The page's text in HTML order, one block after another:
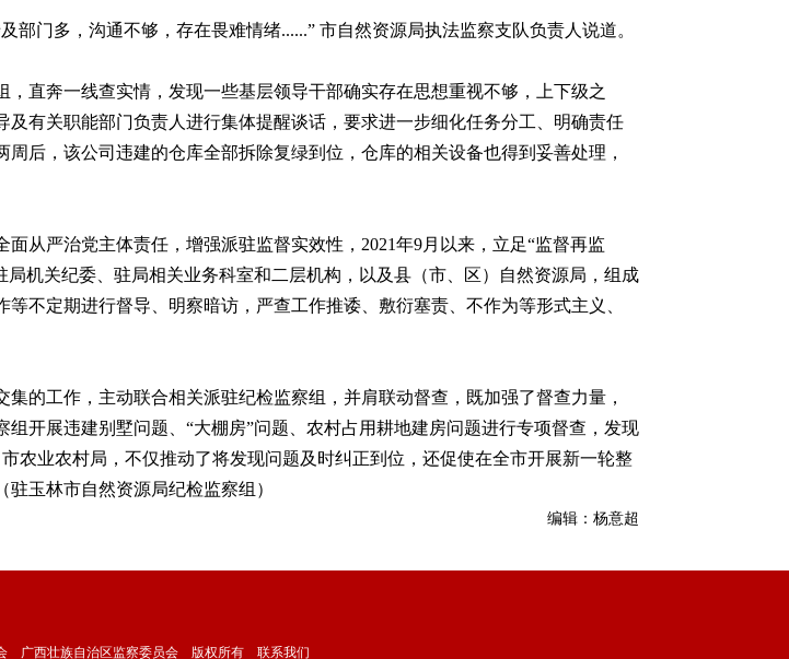
门多，沟通不够，存在畏难情绪......” 市自然资源局执法监察支队负责人说道。
奔一线查实情，发现一些基层领导干部确实存在思想重视不够，上下级之
有关职能部门负责人进行集体提醒谈话，要求进一步细化任务分工、明确责任
后，该公司违建的仓库全部拆除复绿到位，仓库的相关设备也得到妥善处理，
严治党主体责任，增强派驻监督实效性，2021年9月以来，立足“监督再监
机关纪委、驻局相关业务科室和二层机构，以及县（市、区）自然资源局，组成
不定期进行督导、明察暗访，严查工作推诿、敷衍塞责、不作为等形式主义、
工作，主动联合相关派驻纪检监察组，并肩联动督查，既加强了督查力量，
开展违建别墅问题、“大棚房”问题、农村占用耕地建房问题进行专项督查，发现
农业农村局，不仅推动了将发现问题及时纠正到位，还促使在全市开展新一轮整
玉林市自然资源局纪检监察组）
编辑：杨意超
广西壮族自治区监察委员会 版权所有 联系我们